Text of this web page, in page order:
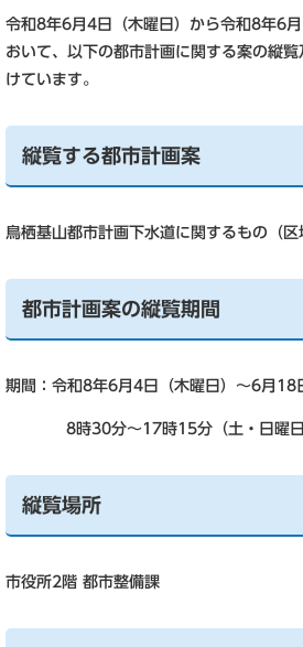
令和8年6月4日（木曜日）から令和8年6
おいて、以下の都市計画に関する案の縦
けています。
縦覧する都市計画案
鳥栖基山都市計画下水道に関するもの（区
都市計画案の縦覧期間
期間：令和8年6月4日（木曜日）～6
8時30分～17時15分（土・日曜日、
縦覧場所
市役所2階 都市整備課